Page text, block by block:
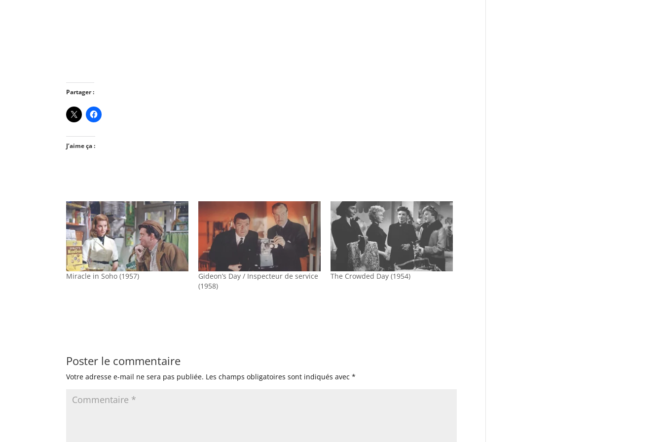
Partager :
J’aime ça :
Miracle in Soho (1957)
Gideon’s Day / Inspecteur de service
(1958)
The Crowded Day (1954)
Poster le commentaire
Votre adresse e-mail ne sera pas publiée. Les champs obligatoires sont indiqués avec*